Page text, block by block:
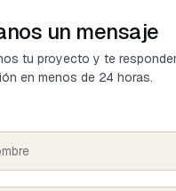
un mensaje
tu proyecto y te
en menos de 24 horas.